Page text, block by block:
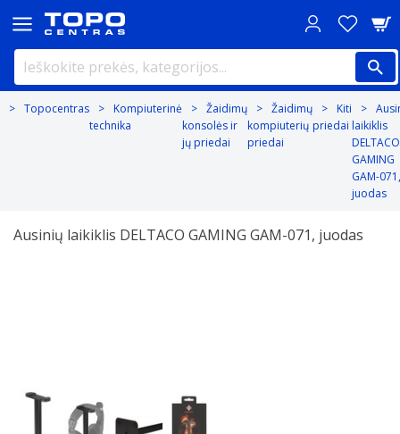
Topocentras
Kompiuterinė
technika
Žaidimų
konsolės ir
jų priedai
Žaidimų
kompiuterių
priedai
Kiti
priedai laikiklis
DELTACO
GAMING
GAM-071,
juodas
Ausinių laikiklis DELTACO GAMING GAM-071, juodas